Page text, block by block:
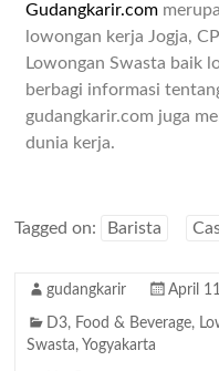
Gudangkarir.com
lowongan kerja Jogja,
Lowongan Swasta baik
berbagi informasi
gudangkarir.com juga
dunia kerja.
Tagged on: Barista
gudangkarir April
D3, Food & Beverage,
Swasta, Yogyakarta